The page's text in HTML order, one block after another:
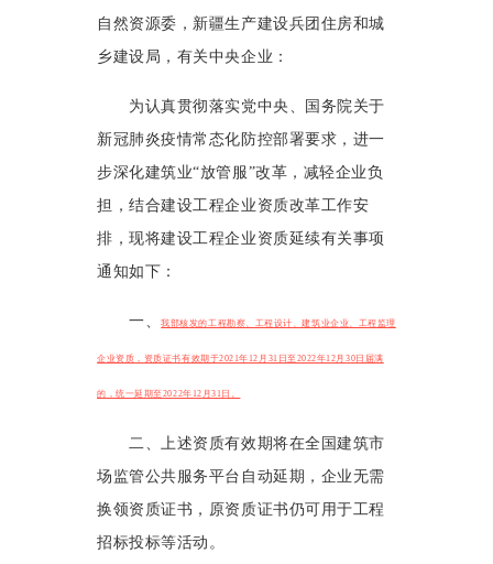
自然资源委，新疆生产建设兵团住房和城
乡建设局，有关中央企业：
为认真贯彻落实党中央、国务院关于
新冠肺炎疫情常态化防控部署要求，进一
步深化建筑业“放管服”改革，减轻企业负
担，结合建设工程企业资质改革工作安
排，现将建设工程企业资质延续有关事项
通知如下：
一、我部核发的工程勘察、工程设计、建筑业企业、工程监理
企业资质，资质证书有效期于2021年12月31日至2022年12月30日届满
的，统一延期至2022年12月31日。
二、上述资质有效期将在全国建筑市
场监管公共服务平台自动延期，企业无需
换领资质证书，原资质证书仍可用于工程
招标投标等活动。